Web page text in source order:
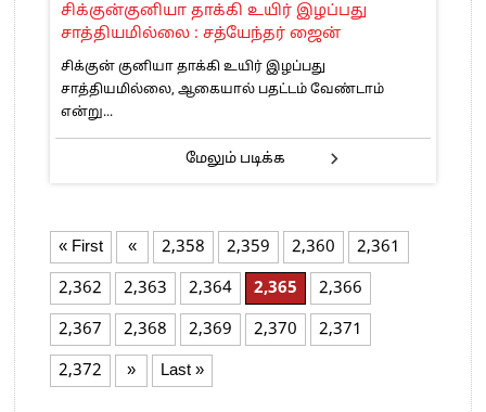
சிக்குன்குனியா தாக்கி உயிர் இழப்பது
சாத்தியமில்லை : சத்யேந்தர் ஜைன்
சிக்குன் குனியா தாக்கி உயிர் இழப்பது
சாத்தியமில்லை, ஆகையால் பதட்டம் வேண்டாம்
என்று...
மேலும் படிக்க
« First « 2,358 2,359 2,360
2,361
2,362
2,363 2,364 2,365
2,366
2,367
2,368 2,369 2,370
2,371
2,372
» Last »